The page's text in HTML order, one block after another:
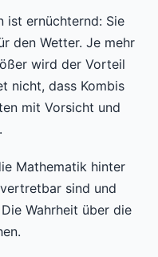
ist ernüchternd: Sie
den Wetter. Je mehr
wird der Vorteil
nicht, dass Kombis
mit Vorsicht und
Mathematik hinter
sind und
Wahrheit über die